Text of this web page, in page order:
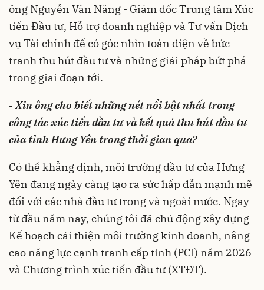
ông Nguyễn Văn Năng - Giám đốc Trung tâm Xúc
tiến Đầu tư, Hỗ trợ doanh nghiệp và Tư vấn Dịch
vụ Tài chính để có góc nhìn toàn diện về bức
tranh thu hút đầu tư và những giải pháp bứt phá
trong giai đoạn tới.
- Xin ông cho biết những nét nổi bật nhất trong
công tác xúc tiến đầu tư và kết quả thu hút đầu tư
của tỉnh Hưng Yên trong thời gian qua?
Có thể khẳng định, môi trường đầu tư của Hưng
Yên đang ngày càng tạo ra sức hấp dẫn mạnh mẽ
đối với các nhà đầu tư trong và ngoài nước. Ngay
từ đầu năm nay, chúng tôi đã chủ động xây dựng
Kế hoạch cải thiện môi trường kinh doanh, nâng
cao năng lực cạnh tranh cấp tỉnh (PCI) năm 2026
và Chương trình xúc tiến đầu tư (XTĐT).